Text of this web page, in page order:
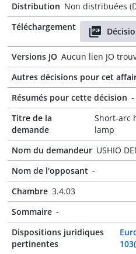
Distribution Non distribuées
Téléchargement
Versions JO Aucun lien JO
Autres décisions pour cet
Résumés pour cette décision -
Titre de la
demande
Short-arc
lamp
Nom du demandeur USHIO
Nom de l'opposant -
Chambre 3.4.03
Sommaire -
Dispositions juridiques
pertinentes